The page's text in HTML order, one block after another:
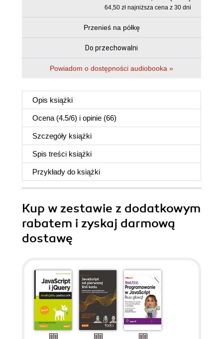
64,50 zł najniższa cena z 30 dni
Przenieś na półkę
Do przechowalni
Powiadom o dostępności audiobooka »
Opis książki
Ocena (4.5/6) i opinie (66)
Szczegóły książki
Spis treści książki
Przykłady do książki
Kup w zestawie z dodatkowym
rabatem i zyskaj darmową
dostawę